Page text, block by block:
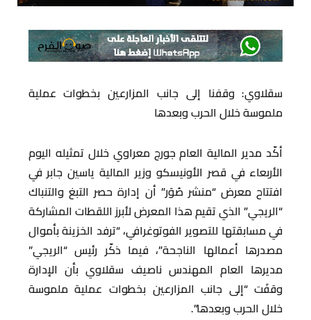
سقلاوي: وقفنا إلى جانب المزارعين بخطوات عملية
ملموسة خلال الحرب وبعدها
أكّد مدير المالية العام جورج معراوي خلال تمثيله اليوم
الأربعاء في قصر الأونيسكو وزير المالية ياسين جابر في
افتتاح معرض “منشر صُوَر” أن إدارة حصر التبغ والتنباك
“الريجي” الذي تقيم هذا المعرض لأبرز اللقطات المشاركة
في مسابقتها للتصوير الفوتوغرافي، “ترفد الخزينة بأموال
مصدرها أعمالها الناجحة”، فيما ذكّر رئيس “الريجي”
مديرها العام المهندس ناصيف سقلاوي بأن الإدارة
وقفَت “إلى جانب المزارعين بخطوات عملية ملموسة
خلال الحرب وبعدها”.